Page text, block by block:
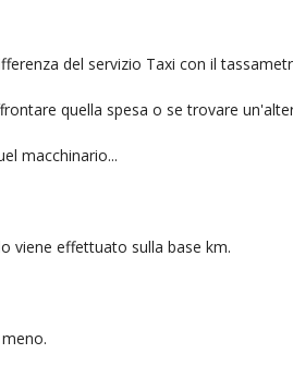
del servizio Taxi con il
quella spesa o se trovare
macchinario...
viene effettuato sulla base km.